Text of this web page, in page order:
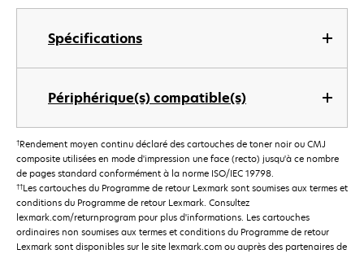
Spécifications
Périphérique(s) compatible(s)
†Rendement moyen continu déclaré des cartouches de toner noir ou CMJ
composite utilisées en mode d'impression une face (recto) jusqu'à ce nombre
de pages standard conformément à la norme ISO/IEC 19798.
††Les cartouches du Programme de retour Lexmark sont soumises aux termes et
conditions du Programme de retour Lexmark. Consultez
lexmark.com/returnprogram pour plus d'informations. Les cartouches
ordinaires non soumises aux termes et conditions du Programme de retour
Lexmark sont disponibles sur le site lexmark.com ou auprès des partenaires de